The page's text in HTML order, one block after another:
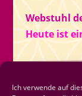
Ich verwende auf
Webstuhl
Heute ist